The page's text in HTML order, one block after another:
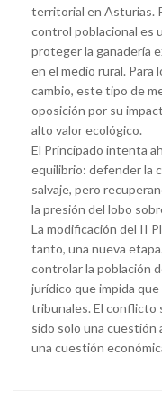
territorial en Asturias.
control poblacional es
proteger la ganadería
en el medio rural.
cambio, este tipo de
oposición por su
alto valor ecológico.
El Principado intenta
equilibrio: defender la
salvaje, pero
la presión del lobo
La modificación del II
tanto, una nueva
controlar la población
jurídico que impida
tribunales. El conflicto
sido solo una cuestión
una cuestión